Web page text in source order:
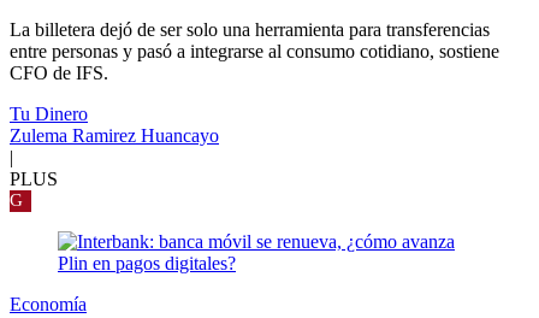
La billetera dejó de ser solo una herramienta para transferencias
entre personas y pasó a integrarse al consumo cotidiano, sostiene
CFO de IFS.
Tu Dinero
Zulema Ramirez Huancayo
|
PLUS
G
Economía